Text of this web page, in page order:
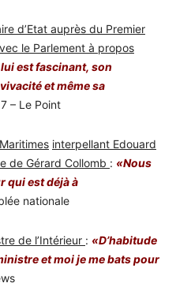
d’Etat auprès du Premier
le Parlement à propos
est fascinant, son
et même sa
– Le Point
interpellant Edouard
de Gérard Collomb : «Nous
qui est déjà à
nationale
de l’Intérieur : «D’habitude
et moi je me bats pour